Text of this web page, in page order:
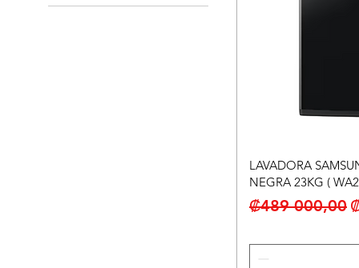
LAVADORA
NEGRA 23KG (
Precio
₡489 000,00